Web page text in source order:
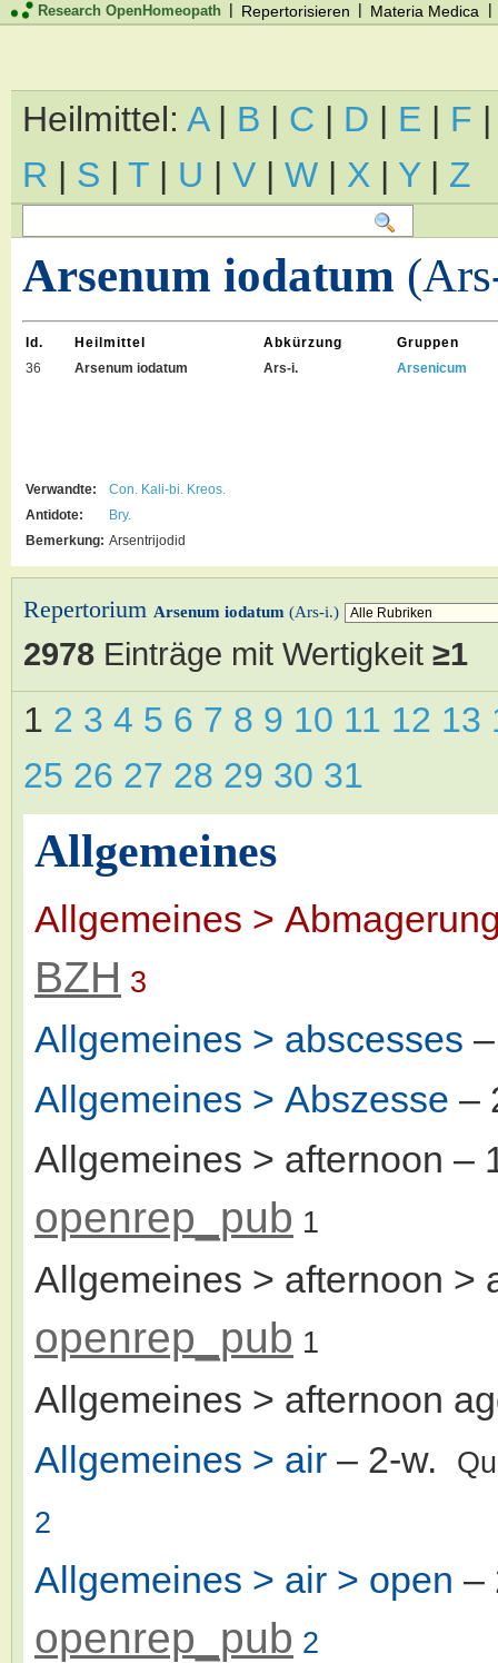
Research OpenHomeopath | Repertorisieren | Materia Medica |
Heilmittel: A| B | C | D | E | F
R | S | T | U | V | W | X | Y| Z
Arsenum iodatum
Id. Heilmittel Abkürzung
Gruppen
36
Arsenum iodatum Ars-i. Arsenicum
Verwandte: Con. Kali-bi. Kreos.
Antidote:
Bry.
Bemerkung: Arsentrijodid
Repertorium Arsenum iodatum (Ars-i.)
2978 Einträge mit Wertigkeit ≥1
1 2 3 4 5 6 7 8 9 10 11 12 13
25 26 27 28 29 30 31
Allgemeines
Allgemeines >
BZH 3
Allgemeines > abscesses
Allgemeines > Abszesse –
Allgemeines > afternoon –
openrep_pub 1
Allgemeines > afternoon >
openrep_pub 1
Allgemeines > afternoon
Allgemeines > air – 2-w.
2
Allgemeines > air > open –
openrep_pub 2